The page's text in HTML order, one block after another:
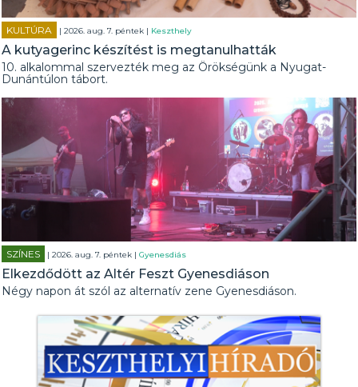
KULTÚRA | 2026. aug. 7. péntek | Keszthely
A kutyagerinc készítést is megtanulhatták
10. alkalommal szervezték meg az Örökségünk a Nyugat-
Dunántúlon tábort.
SZÍNES | 2026. aug. 7. péntek |Gyenesdiás
Elkezdődött az Altér Feszt Gyenesdiáson
Négy napon át szól az alternatív zene Gyenesdiáson.